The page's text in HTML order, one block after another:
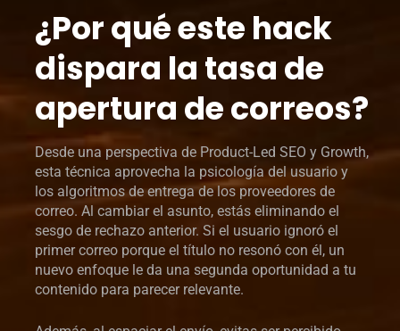
¿Por qué este hack
dispara la tasa de
apertura de correos?
Desde una perspectiva de Product-Led SEO y Growth,
esta técnica aprovecha la psicología del usuario y
los algoritmos de entrega de los proveedores de
correo. Al cambiar el asunto, estás eliminando el
sesgo de rechazo anterior. Si el usuario ignoró el
primer correo porque el título no resonó con él, un
nuevo enfoque le da una segunda oportunidad a tu
contenido para parecer relevante.